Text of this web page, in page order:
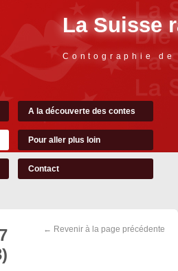
La Suisse
Contographie
A la découverte des contes
Pour aller plus loin
Contact
← Revenir à la page précédente